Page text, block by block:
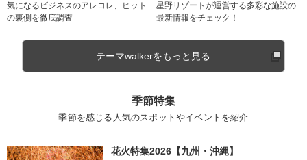
気になるビジネスのアレコレ、ヒット
の裏側を徹底調査
星野リゾートが運営する多彩な施設の
最新情報をチェック！
テーマwalkerをもっと見る
季節特集
季節を感じる人気のスポットやイベントを紹介
花火特集2026【九州・沖縄】